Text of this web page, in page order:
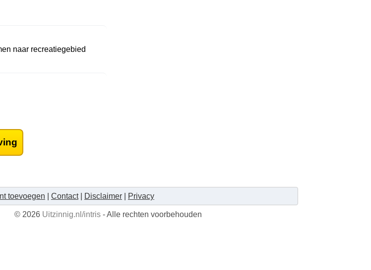
naar recreatiegebied
toevoegen Contact| Disclaimer Privacy
© 2026 Uitzinnig.nl/intris- Alle rechten voorbehouden